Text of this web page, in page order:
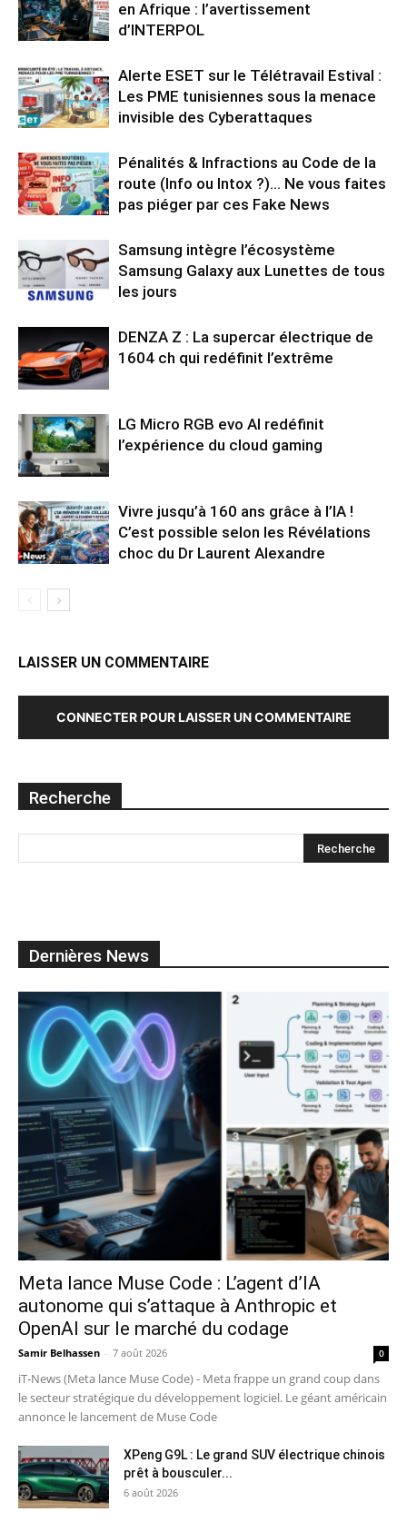
en Afrique : l’avertissement
d’INTERPOL
Alerte ESET sur le Télétravail Estival :
Les PME tunisiennes sous la menace
invisible des Cyberattaques
Pénalités & Infractions au Code de la
route (Info ou Intox ?)… Ne vous faites
pas piéger par ces Fake News
Samsung intègre l’écosystème
Samsung Galaxy aux Lunettes de tous
les jours
DENZA Z : La supercar électrique de
1604 ch qui redéfinit l’extrême
LG Micro RGB evo AI redéfinit
l’expérience du cloud gaming
Vivre jusqu’à 160 ans grâce à l’IA !
C’est possible selon les Révélations
choc du Dr Laurent Alexandre
LAISSER UN COMMENTAIRE
CONNECTER POUR LAISSER UN COMMENTAIRE
Recherche
Dernières News
Meta lance Muse Code : L’agent d’IA
autonome qui s’attaque à Anthropic et
OpenAI sur le marché du codage
Samir Belhassen - 7 août 2026 0
iT-News (Meta lance Muse Code) - Meta frappe un grand coup dans
le secteur stratégique du développement logiciel. Le géant américain
annonce le lancement de Muse Code
XPeng G9L : Le grand SUV électrique chinois
prêt à bousculer...
6 août 2026